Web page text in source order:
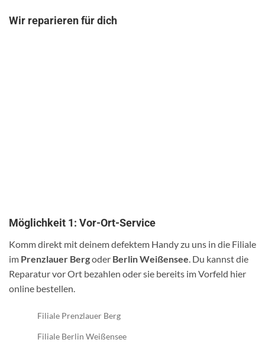
Wir reparieren für dich
Möglichkeit 1: Vor-Ort-Service
Komm direkt mit deinem defektem Handy zu uns in die Filiale
im Prenzlauer Bergoder Berlin Weißensee . Du kannst die
Reparatur vor Ort bezahlen oder sie bereits im Vorfeld hier
online bestellen.
Filiale Prenzlauer Berg
Filiale Berlin Weißensee